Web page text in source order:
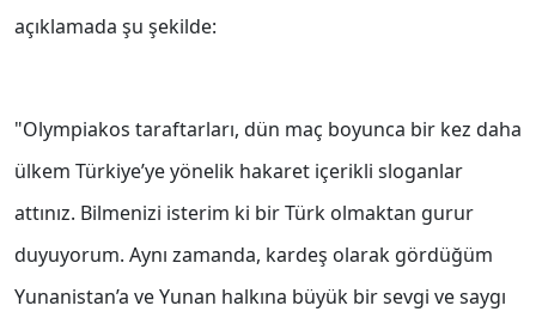
açıklamada şu şekilde:
"Olympiakos taraftarları, dün maç boyunca bir kez daha
ülkem Türkiye’ye yönelik hakaret içerikli sloganlar
attınız. Bilmenizi isterim ki bir Türk olmaktan gurur
duyuyorum. Aynı zamanda, kardeş olarak gördüğüm
Yunanistan’a ve Yunan halkına büyük bir sevgi ve saygı